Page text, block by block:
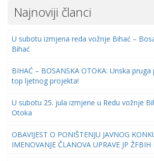
Najnoviji članci
U subotu izmjena reda vožnje Bihać –
Bihać
BIHAĆ – BOSANSKA OTOKA: Unska
top ljetnog projekta!
U subotu 25. jula izmjene u Redu vožnje
Otoka
OBAVIJEST O PONIŠTENJU JAVNOG
IMENOVANJE ČLANOVA UPRAVE JP ŽFBIH